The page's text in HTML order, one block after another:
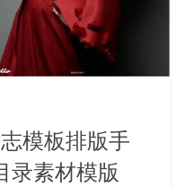
模板排版手
录素材模版